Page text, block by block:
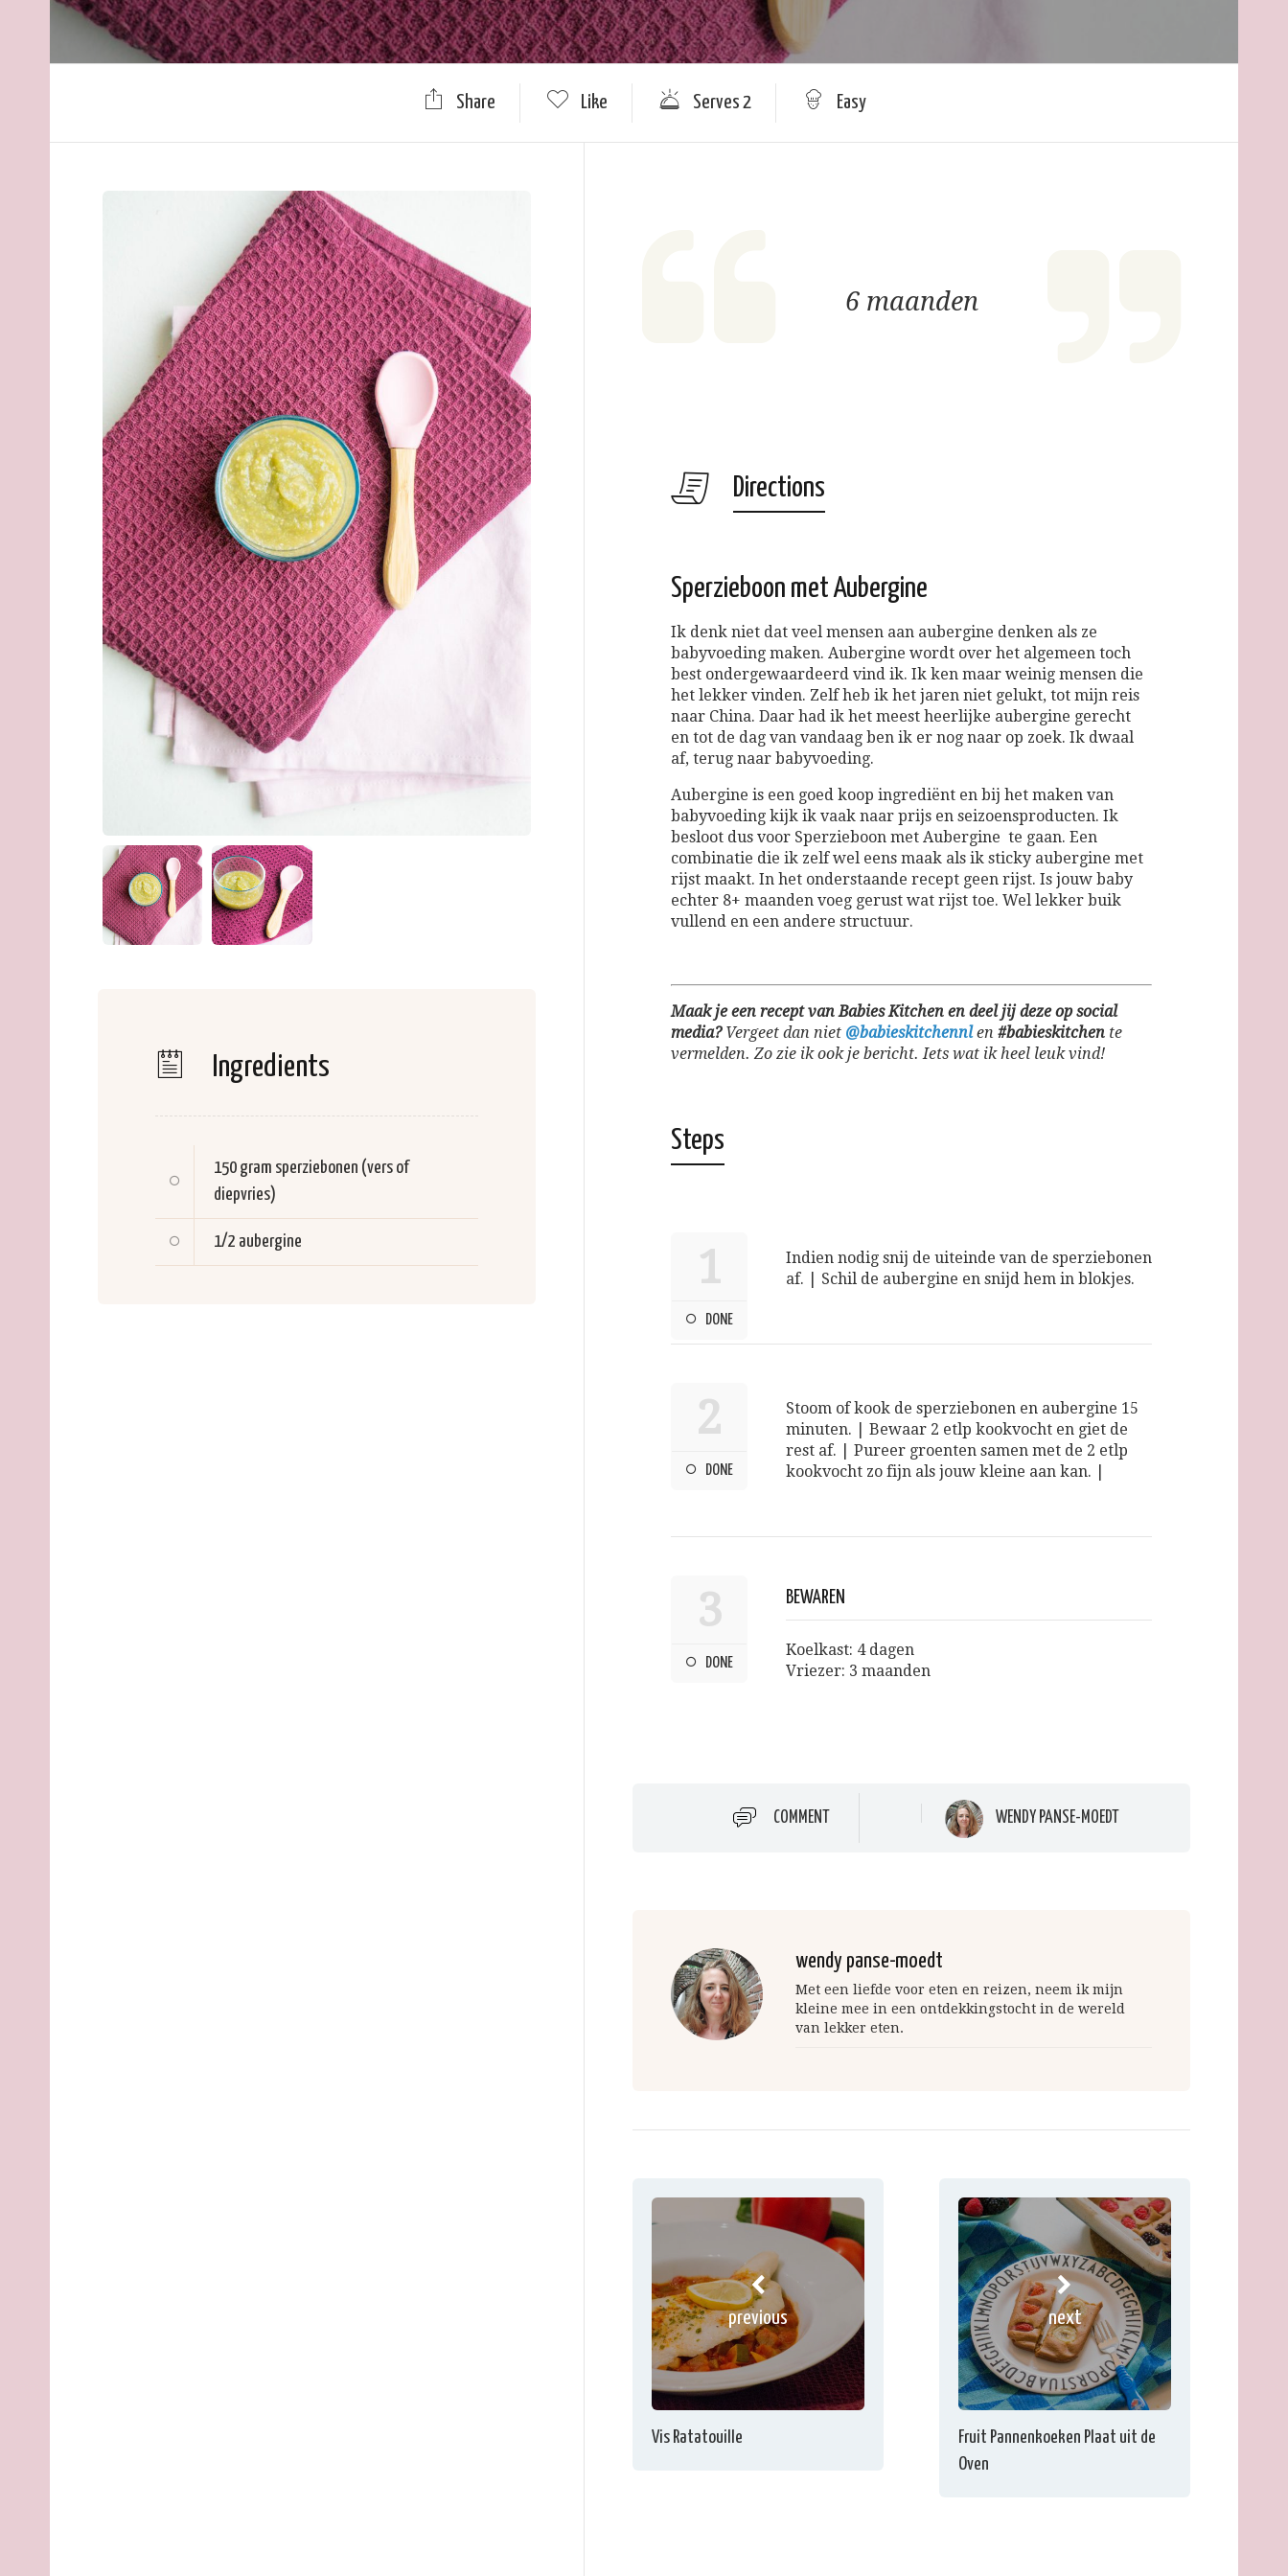
Share Like Serves 2 Easy
Ingredients
150 gram sperziebonen (vers of
diepvries)
1/2 aubergine
6 maanden
Directions
Sperzieboon met Aubergine
Ik denk niet dat veel mensen aan aubergine denken als ze
babyvoeding maken. Aubergine wordt over het algemeen toch
best ondergewaardeerd vind ik. Ik ken maar weinig mensen die
het lekker vinden. Zelf heb ik het jaren niet gelukt, tot mijn reis
naar China. Daar had ik het meest heerlijke aubergine gerecht
en tot de dag van vandaag ben ik er nog naar op zoek. Ik dwaal
af, terug naar babyvoeding.
Aubergine is een goed koop ingrediënt en bij het maken van
babyvoeding kijk ik vaak naar prijs en seizoensproducten. Ik
besloot dus voor Sperzieboon met Aubergine te gaan. Een
combinatie die ik zelf wel eens maak als ik sticky aubergine met
rijst maakt. In het onderstaande recept geen rijst. Is jouw baby
echter 8+ maanden voeg gerust wat rijst toe. Wel lekker buik
vullend en een andere structuur.
Maak je een recept van Babies Kitchen en deel jij deze op social
media?Vergeet dan niet @babieskitchennlen #babieskitchen te
vermelden. Zo zie ik ook je bericht. Iets wat ik heel leuk vind!
Steps
1
DONE
Indien nodig snij de uiteinde van de sperziebonen
af. | Schil de aubergine en snijd hem in blokjes.
2
DONE
Stoom of kook de sperziebonen en aubergine 15
minuten. | Bewaar 2 etlp kookvocht en giet de
rest af. | Pureer groenten samen met de 2 etlp
kookvocht zo fijn als jouw kleine aan kan. |
3
DONE
BEWAREN
Koelkast: 4 dagen
Vriezer: 3 maanden
COMMENT WENDY PANSE-MOEDT
wendy panse-moedt
Met een liefde voor eten en reizen, neem ik mijn
kleine mee in een ontdekkingstocht in de wereld
van lekker eten.
previous
Vis Ratatouille
next
Fruit Pannenkoeken Plaat uit de
Oven